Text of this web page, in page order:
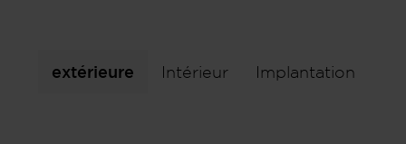
extérieure Intérieur Implantation